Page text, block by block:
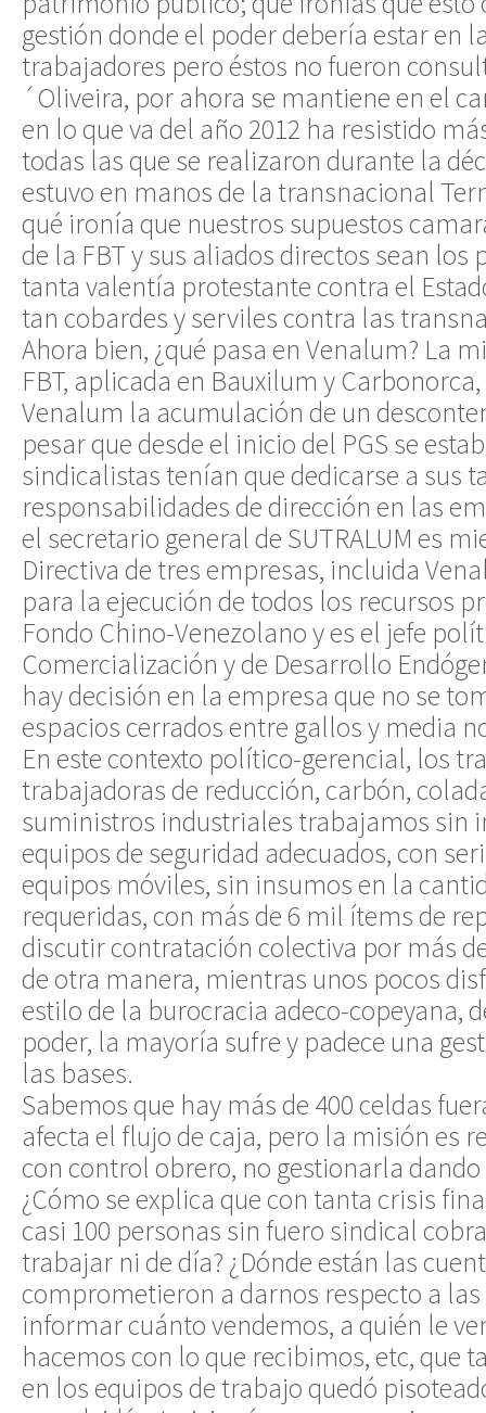
gestión donde el poder debería estar en
trabajadores pero éstos no fueron
´Oliveira, por ahora se mantiene en el
en lo que va del año 2012 ha resistido
todas las que se realizaron durante la
estuvo en manos de la transnacional
qué ironía que nuestros supuestos
de la FBT y sus aliados directos sean los
tanta valentía protestante contra el
tan cobardes y serviles contra las
Ahora bien, ¿qué pasa en Venalum? La
FBT, aplicada en Bauxilum y
Venalum la acumulación de un
pesar que desde el inicio del PGS se
sindicalistas tenían que dedicarse a sus
responsabilidades de dirección en las
el secretario general de SUTRALUM es
Directiva de tres empresas, incluida
para la ejecución de todos los recursos
Fondo Chino-Venezolano y es el jefe
Comercialización y de Desarrollo
hay decisión en la empresa que no se
espacios cerrados entre gallos y media
En este contexto político-gerencial, los
trabajadoras de reducción, carbón,
suministros industriales trabajamos sin
equipos de seguridad adecuados, con
equipos móviles, sin insumos en la
requeridas, con más de 6 mil ítems de
discutir contratación colectiva por más
de otra manera, mientras unos pocos
estilo de la burocracia adeco-copeyana,
poder, la mayoría sufre y padece una
las bases.
Sabemos que hay más de 400 celdas
afecta el flujo de caja, pero la misión es
con control obrero, no gestionarla dando
¿Cómo se explica que con tanta crisis
casi 100 personas sin fuero sindical
trabajar ni de día? ¿Dónde están las
comprometieron a darnos respecto a las
informar cuánto vendemos, a quién le
hacemos con lo que recibimos, etc, que
en los equipos de trabajo quedó